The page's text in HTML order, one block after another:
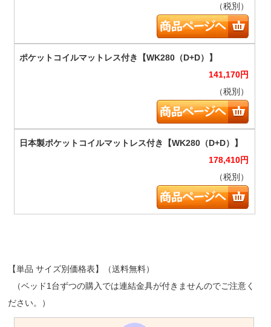
（税別）
141,170円
（税別）
178,410円
（税別）
【単品 サイズ別価格表】（送料無料）
（ベッド1台ずつの購入では連結金具が付きませんのでご注意く
ださい。）